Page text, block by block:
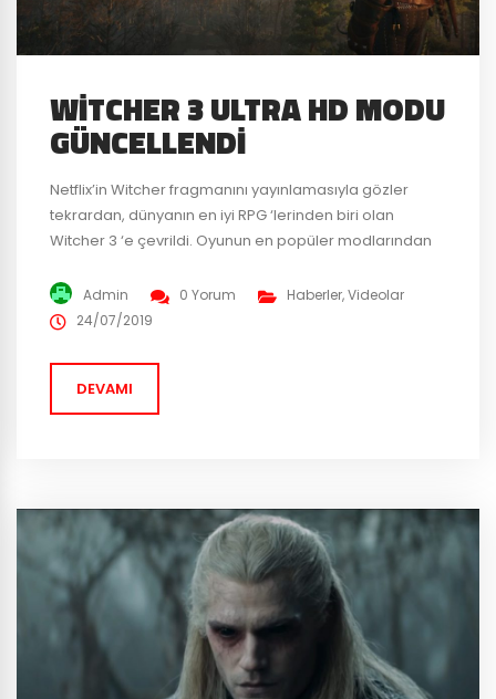
WITCHER 3 ULTRA HD MODU
GÜNCELLENDI
Netflix’in Witcher fragmanını yayınlamasıyla gözler
tekrardan, dünyanın en iyi RPG ‘lerinden biri olan
Witcher 3 ‘e çevrildi. Oyunun en popüler modlarından
Witcher 3 HD Reworked Project, 10.0 güncellemesi ile
oyun dokusunda geliştirme, modellerin yeniden
Paylaşılan videoda klasik Witcher ve yenilenmiş
oyunun...
Admin 0 Yorum Haberler,Videolar
24/07/2019
DEVAMI